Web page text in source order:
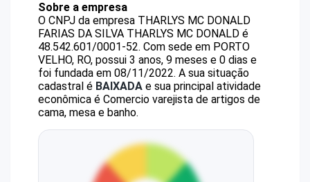
Sobre a empresa
O CNPJ da empresa THARLYS MC DONALD
FARIAS DA SILVA THARLYS MC DONALD é
48.542.601/0001-52. Com sede em PORTO
VELHO, RO, possui 3 anos, 9 meses e 0 dias e
foi fundada em 08/11/2022. A sua situação
cadastral é BAIXADA e sua principal atividade
econômica é Comercio varejista de artigos de
cama, mesa e banho.